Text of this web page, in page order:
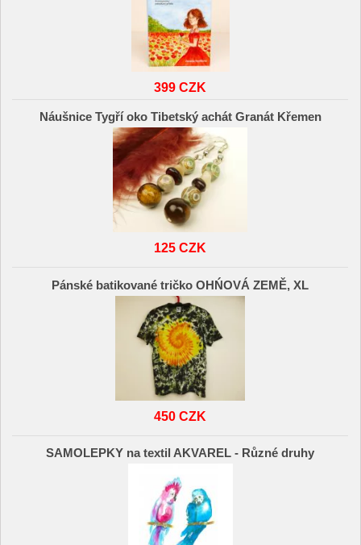
399 CZK
Náušnice Tygří oko Tibetský achát Granát Křemen
125 CZK
Pánské batikované tričko OHŃOVÁ ZEMĚ, XL
450 CZK
SAMOLEPKY na textil AKVAREL - Různé druhy